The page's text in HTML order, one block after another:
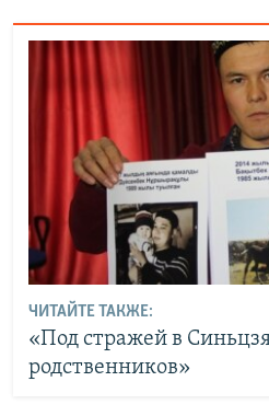
ЧИТАЙТЕ ТАКЖЕ:
«Под стражей в
родственников»